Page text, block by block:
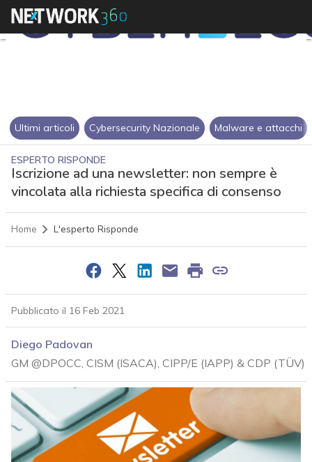
Ultimi articoli Cybersecurity Nazionale Malware e attacchi
ESPERTO RISPONDE
Iscrizione ad una newsletter: non sempre è
vincolata alla richiesta specifica di consenso
Home L'esperto Risponde
Pubblicato il 16 Feb 2021
Diego Padovan
GM @DPOCC, CISM (ISACA), CIPP/E (IAPP) & CDP (TÜV)